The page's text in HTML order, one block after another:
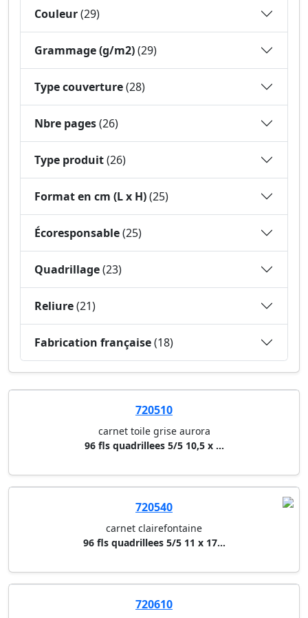
Couleur(29)
Grammage (g/m2)(29)
Type couverture(28)
Nbre pages(26)
Type produit(26)
Format en cm (L x H)(25)
Écoresponsable(25)
Quadrillage(23)
Reliure(21)
Fabrication française(18)
720510
carnet toile grise aurora
96 fls quadrillees 5/5 10,5 x ...
720540
carnet clairefontaine
96 fls quadrillees 5/5 11 x 17...
720610